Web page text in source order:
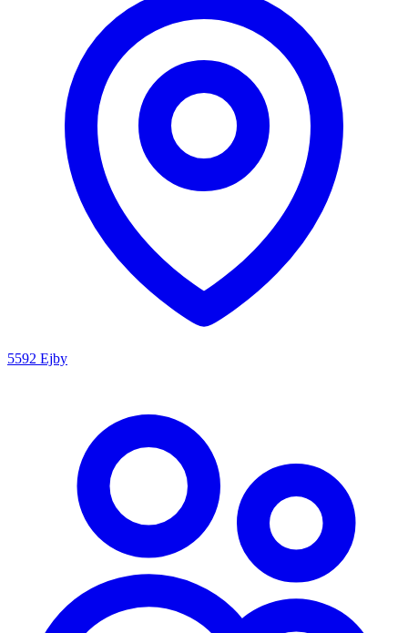
5592 Ejby